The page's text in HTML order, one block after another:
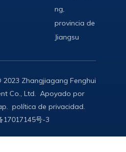
ng,
provincia de
Jiangsu
Zhangjiagang Fenghui
Co., Ltd. Apoyado por
. política de privacidad.
17017145号-3